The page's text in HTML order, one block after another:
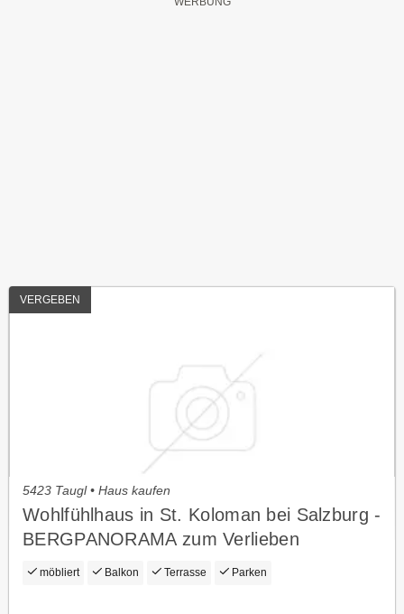
VERGEBEN
5423 Taugl • Haus kaufen
Wohlfühlhaus in St. Koloman bei Salzburg -
BERGPANORAMA zum Verlieben
möbliert Balkon Terrasse Parken